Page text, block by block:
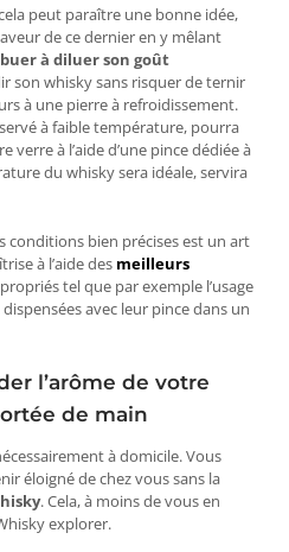
peut paraître une bonne idée,
de ce dernier en y mêlant
à diluer son goût
son whisky sans risquer de ternir
à une pierre à refroidissement.
à faible température, pourra
à l’aide d’une pince dédiée à
du whisky sera idéale, servira
conditions bien précises est un art
à l’aide des meilleurs
tel que par exemple l’usage
avec leur pince dans un
l’arôme de votre
de main
à domicile. Vous
éloigné de chez vous sans la
. Cela, à moins de vous en
explorer.